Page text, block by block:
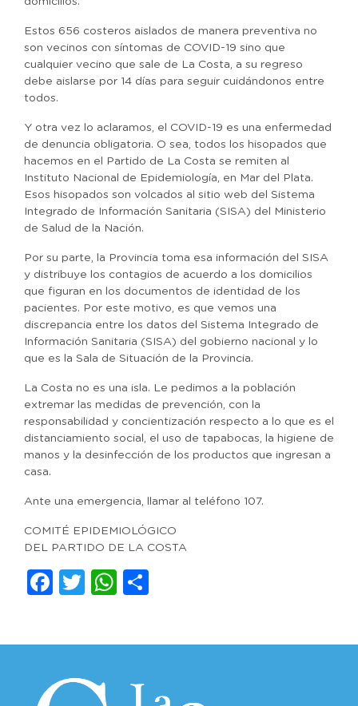
Estos 656 costeros aislados de manera preventiva no
son vecinos con síntomas de COVID-19 sino que
cualquier vecino que sale de La Costa, a su regreso
debe aislarse por 14 días para seguir cuidándonos entre
todos.
Y otra vez lo aclaramos, el COVID-19 es una enfermedad
de denuncia obligatoria. O sea, todos los hisopados que
hacemos en el Partido de La Costa se remiten al
Instituto Nacional de Epidemiología, en Mar del Plata.
Esos hisopados son volcados al sitio web del Sistema
Integrado de Información Sanitaria (SISA) del Ministerio
de Salud de la Nación.
Por su parte, la Provincia toma esa información del SISA
y distribuye los contagios de acuerdo a los domicilios
que figuran en los documentos de identidad de los
pacientes. Por este motivo, es que vemos una
discrepancia entre los datos del Sistema Integrado de
Información Sanitaria (SISA) del gobierno nacional y lo
que es la Sala de Situación de la Provincia.
La Costa no es una isla. Le pedimos a la población
extremar las medidas de prevención, con la
responsabilidad y concientización respecto a lo que es el
distanciamiento social, el uso de tapabocas, la higiene de
manos y la desinfección de los productos que ingresan a
casa.
Ante una emergencia, llamar al teléfono 107.
COMITÉ EPIDEMIOLÓGICO
DEL PARTIDO DE LA COSTA
Facebook
TwitterWhatsApp